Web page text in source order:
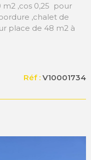
m2 ,cos 0,25 pour
,chalet de
place de 48 m2 à
et verdoyant, idéal
ce terrain
nature et
commodités et
permet de
personne
Réf : V10001734